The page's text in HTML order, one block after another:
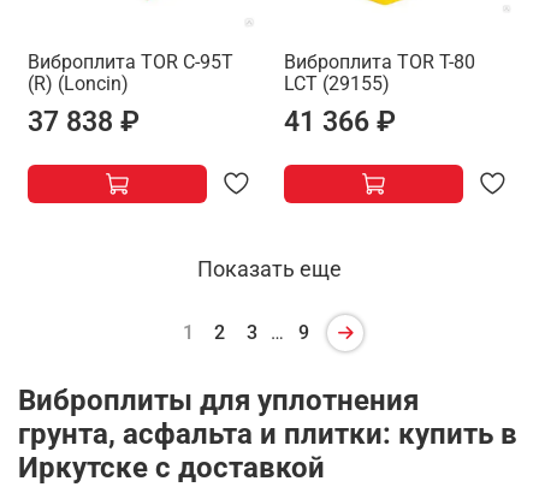
Виброплита TOR C-95T
(R) (Loncin)
37 838 ₽
Виброплита TOR T-80
LCT (29155)
41 366 ₽
Показать еще
1 2 3 … 9
Виброплиты для уплотнения
грунта, асфальта и плитки: купить в
Иркутске с доставкой